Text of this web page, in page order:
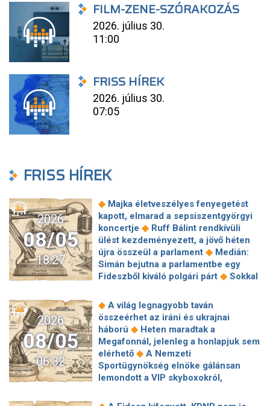
FILM-ZENE-SZÓRAKOZÁS
2026. július 30.
11:00
FRISS HÍREK
2026. július 30.
07:05
FRISS HÍREK
2026
08/05
18:27
◆ Majka életveszélyes fenyegetést
kapott, elmarad a sepsiszentgyörgyi
koncertje ◆ Ruff Bálint rendkívüli
ülést kezdeményezett, a jövő héten
újra összeül a parlament ◆ Medián:
Simán bejutna a parlamentbe egy
Fideszből kiváló polgári párt ◆ Sokkal
Vitézy: 42 új, 120 méteres
motorvonatot vesznek, teljesen
megújul a szentendrei, a csepeli és a
ráckevei HÉV járműparkja
◆ Egy
hajszálon múlt Paks, de a jövőben jó
lenne nem kísérteni a sorsot
Megszólalt a kormányhivatal a
Robinson Tours-ügyről
◆ Baka
2026
08/05
06:32
◆ A világ legnagyobb taván
összeérhet az iráni és ukrajnai
háború ◆ Heten maradtak a
Megafonnál, jelenleg a honlapjuk sem
elérhető ◆ A Nemzeti
Sportügynökség elnöke gálánsan
lemondott a VIP skyboxokról,
alig ismert sziget csodás stranddal,